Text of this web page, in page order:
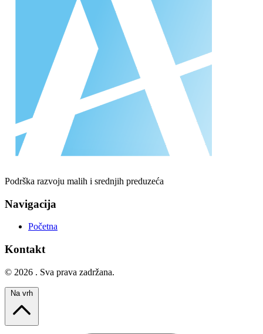
Podrška razvoju malih i srednjih preduzeća
Navigacija
Početna
Kontakt
© 2026 . Sva prava zadržana.